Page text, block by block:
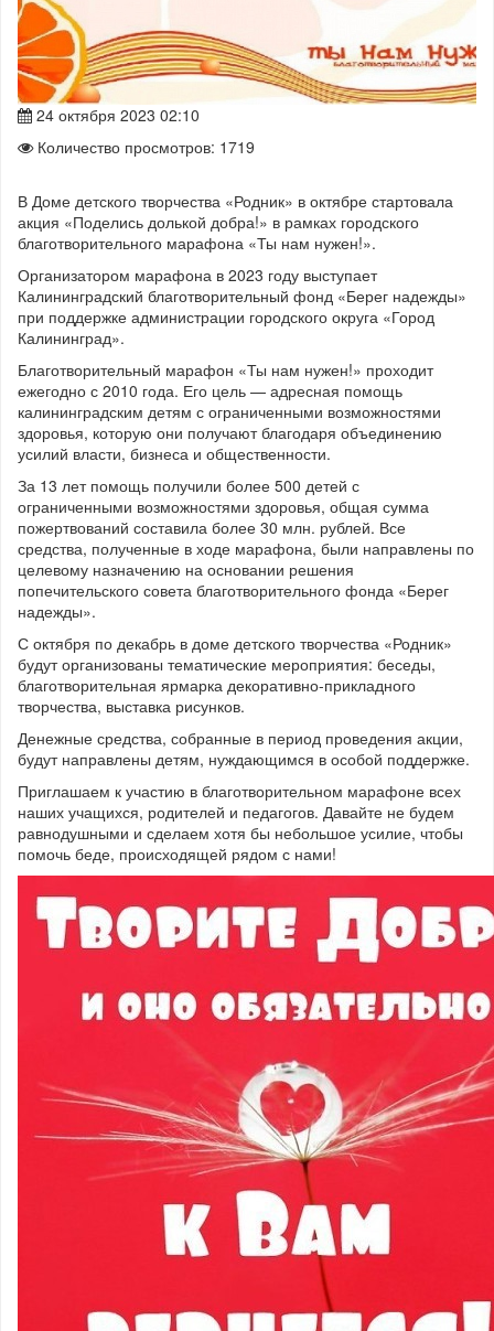
24 октября 2023 02:10
Количество просмотров: 1719
В Доме детского творчества «Родник» в октябре стартовала
акция «Поделись долькой добра!» в рамках городского
благотворительного марафона «Ты нам нужен!».
Организатором марафона в 2023 году выступает
Калининградский благотворительный фонд «Берег надежды»
при поддержке администрации городского округа «Город
Калининград».
Благотворительный марафон «Ты нам нужен!» проходит
ежегодно с 2010 года. Его цель — адресная помощь
калининградским детям с ограниченными возможностями
здоровья, которую они получают благодаря объединению
усилий власти, бизнеса и общественности.
За 13 лет помощь получили более 500 детей с
ограниченными возможностями здоровья, общая сумма
пожертвований составила более 30 млн. рублей. Все
средства, полученные в ходе марафона, были направлены по
целевому назначению на основании решения
попечительского совета благотворительного фонда «Берег
надежды».
С октября по декабрь в доме детского творчества «Родник»
будут организованы тематические мероприятия: беседы,
благотворительная ярмарка декоративно-прикладного
творчества, выставка рисунков.
Денежные средства, собранные в период проведения акции,
будут направлены детям, нуждающимся в особой поддержке.
Приглашаем к участию в благотворительном марафоне всех
наших учащихся, родителей и педагогов. Давайте не будем
равнодушными и сделаем хотя бы небольшое усилие, чтобы
помочь беде, происходящей рядом с нами!